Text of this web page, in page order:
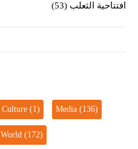
افتتاحية الثعلب (53)
Culture (1) Media (136)
World (172)